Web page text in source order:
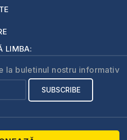
LIMBA:
la buletinul nostru informativ